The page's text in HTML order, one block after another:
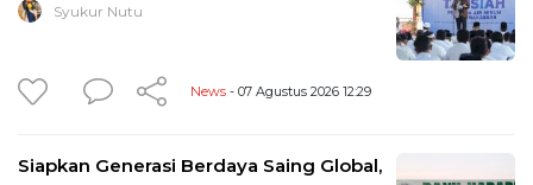
Syukur Nutu
News - 07 Agustus 2026 12:29
Siapkan Generasi Berdaya Saing Global,